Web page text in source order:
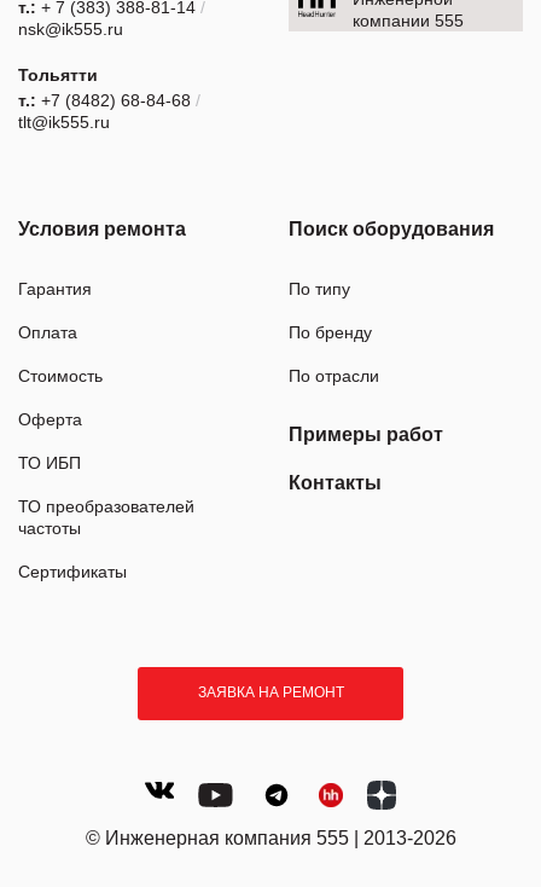
т.: + 7 (383) 388-81-14 /
nsk@ik555.ru
Тольятти
т.: +7 (8482) 68-84-68 /
tlt@ik555.ru
компании 555
Условия ремонта
Гарантия
Оплата
Стоимость
Оферта
ТО ИБП
ТО преобразователей
частоты
Сертификаты
Поиск оборудования
По типу
По бренду
По отрасли
Примеры работ
Контакты
ЗАЯВКА НА РЕМОНТ
© Инженерная компания 555 | 2013-2026